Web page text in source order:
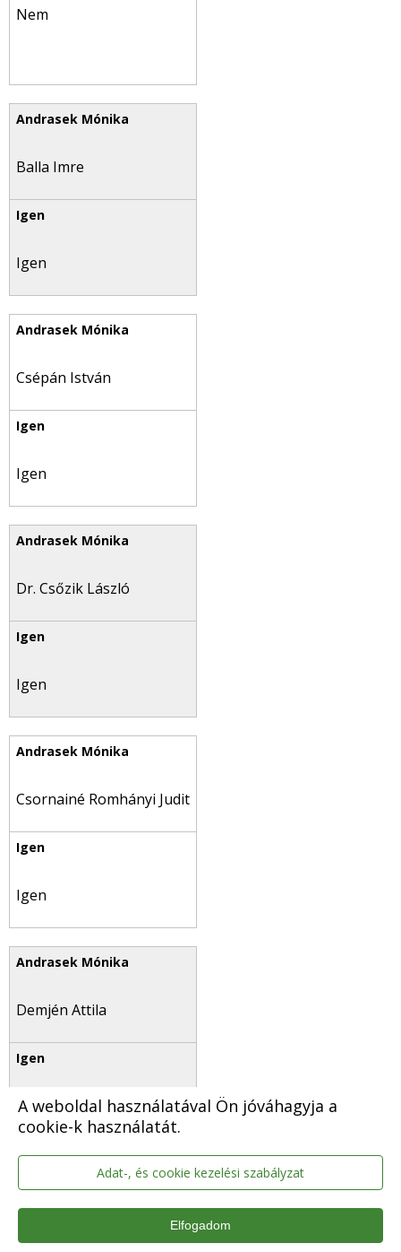
A weboldal használatával Ön jóváhagyja a
cookie-k használatát.
Adat-, és cookie kezelési szabályzat
Elfogadom
Nem
Balla Imre
Igen
Csépán István
Igen
Dr. Csőzik László
Igen
Csornainé Romhányi Judit
Igen
Demjén Attila
Nem